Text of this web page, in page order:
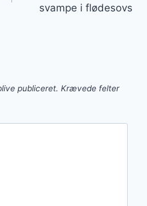
svampe i flødesovs
publiceret. Krævede felter